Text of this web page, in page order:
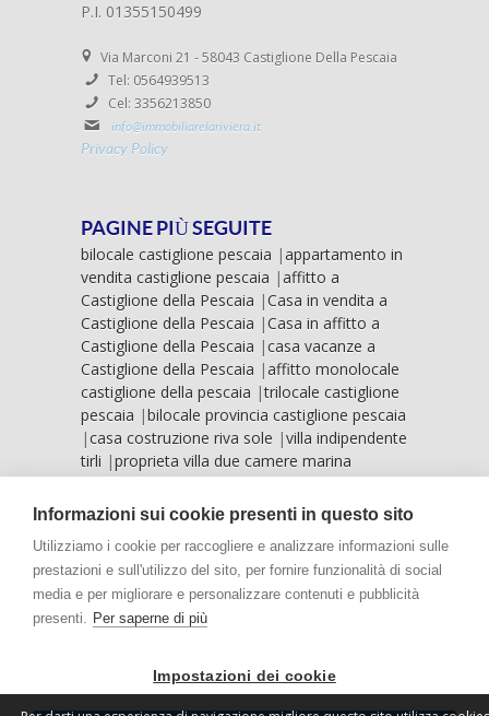
P.I. 01355150499
Via Marconi 21 - 58043 Castiglione Della Pescaia
Tel: 0564939513
Cel: 3356213850
info@immobiliarelariviera.it
Privacy Policy
PAGINE PIÙ SEGUITE
bilocale castiglione pescaia |appartamento in
vendita castiglione pescaia |affitto a
Castiglione della Pescaia |Casa in vendita a
Castiglione della Pescaia |Casa in affitto a
Castiglione della Pescaia |casa vacanze a
Castiglione della Pescaia |affitto monolocale
castiglione della pescaia |trilocale castiglione
pescaia |bilocale provincia castiglione pescaia
|casa costruzione riva sole |villa indipendente
tirli |proprieta villa due camere marina
grosseto|vista mare castiglione pescaia|villa
mare riva sole|case vista mare marina
villa vista mare punta ala
STABILIMENTO BALNEARE 'LA PERLA'
CHI SIAMO
CONTATTI
VENDITE AFFITTI
Informazioni sui cookie presenti in questo sito
Utilizziamo i cookie per raccogliere e analizzare informazioni sulle
prestazioni e sull'utilizzo del sito, per fornire funzionalità di social
media e per migliorare e personalizzare contenuti e pubblicità
presenti. Per saperne di più
Impostazioni dei cookie